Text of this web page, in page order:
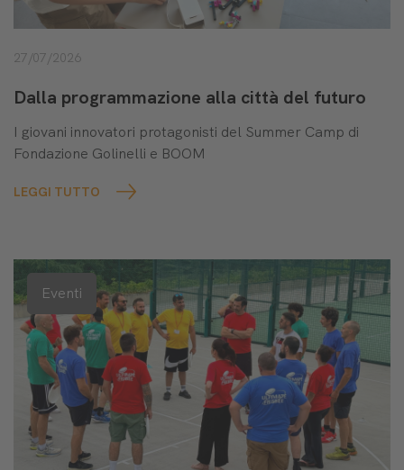
27/07/2026
Dalla programmazione alla città del futuro
I giovani innovatori protagonisti del Summer Camp di
Fondazione Golinelli e BOOM
LEGGI TUTTO
Eventi